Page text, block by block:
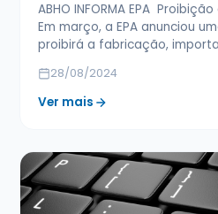
ABHO INFORMA EPA
Em março, a EPA anunciou
proibirá a fabricação,
28/08/2024
Ver mais